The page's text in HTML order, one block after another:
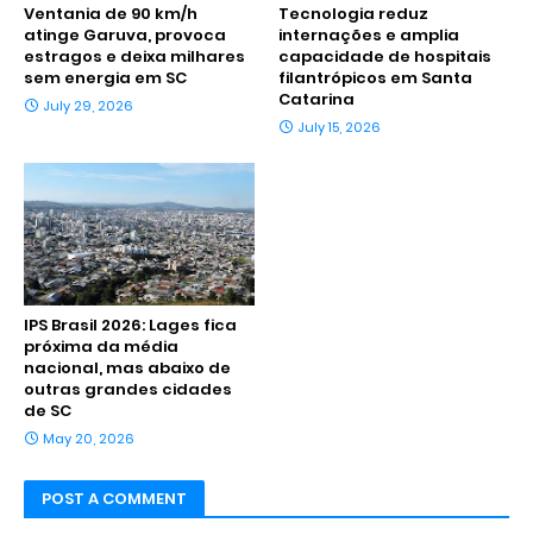
Ventania de 90 km/h
atinge Garuva, provoca
estragos e deixa milhares
sem energia em SC
July 29, 2026
Tecnologia reduz
internações e amplia
capacidade de hospitais
filantrópicos em Santa
Catarina
July 15, 2026
IPS Brasil 2026: Lages fica
próxima da média
nacional, mas abaixo de
outras grandes cidades
de SC
May 20, 2026
POST A COMMENT